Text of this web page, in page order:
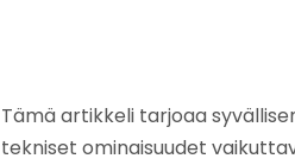
Tämä artikkeli tarjoaa
tekniset ominaisuudet